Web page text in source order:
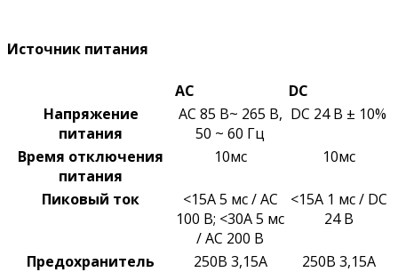
Источник питания
AC
DC
Напряжение
питания
AC 85 В~ 265 В,
50 ~ 60 Гц
DC 24 В ± 10%
Время отключения
питания
10мс 10мс
Пиковый ток
<15A 5 мс / AC
100 В; <30A 5 мс
/ AC 200 В
<15A 1 мс / DC
24 В
Предохранитель 250В 3,15А
250В 3,15А